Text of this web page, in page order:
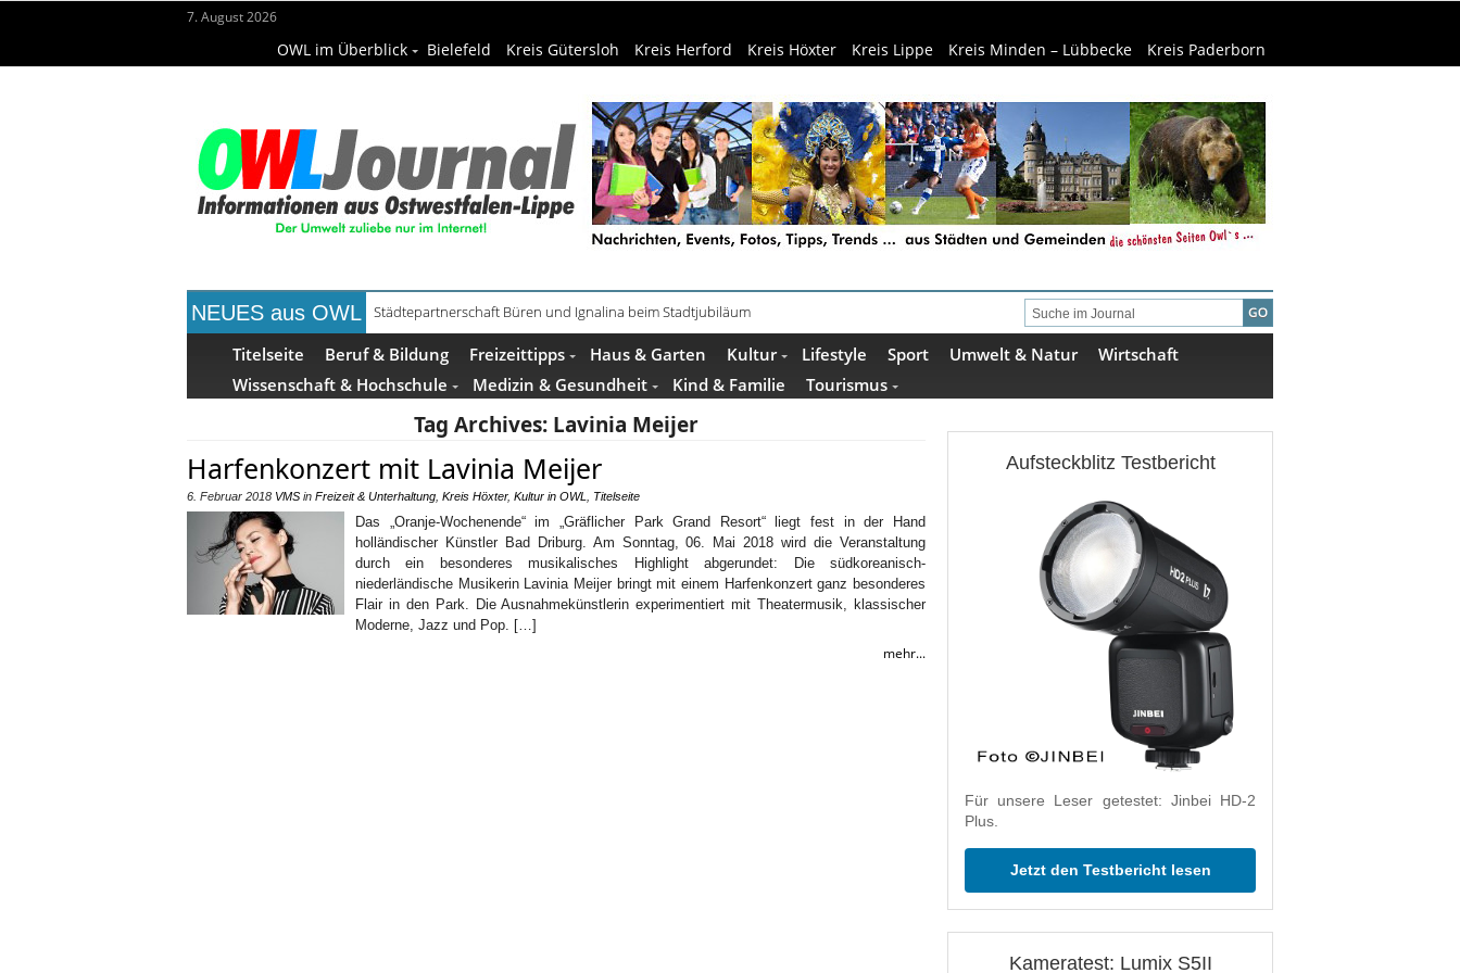
7. August 2026
OWL im Überblick Bielefeld Kreis Gütersloh Kreis Herford Kreis Höxter Kreis Lippe Kreis Minden – Lübbecke Kreis Paderborn
NEUES aus OWL Städtepartnerschaft Büren und Ignalina beim Stadtjubiläum
Titelseite Beruf & Bildung Freizeittipps Haus & Garten Kultur Lifestyle Sport Umwelt & Natur
Wirtschaft
Wissenschaft & Hochschule
Medizin & Gesundheit Kind & Familie Tourismus
Tag Archives: Lavinia Meijer
Harfenkonzert mit Lavinia Meijer
6. Februar 2018 VMS in Freizeit & Unterhaltung Kreis Höxter, Kultur in OWL Titelseite
Das „Oranje-Wochenende“ im „Gräflicher Park Grand Resort“ liegt fest in der Hand
holländischer Künstler Bad Driburg. Am Sonntag, 06. Mai 2018 wird die Veranstaltung
durch ein besonderes musikalisches Highlight abgerundet: Die südkoreanisch-
niederländische Musikerin Lavinia Meijer bringt mit einem Harfenkonzert ganz besonderes
Flair in den Park. Die Ausnahmekünstlerin experimentiert mit Theatermusik, klassischer
Moderne, Jazz und Pop. […]
mehr...
Aufsteckblitz Testbericht
Für unsere Leser getestet: Jinbei HD-2
Plus.
Jetzt den Testbericht lesen
Kameratest: Lumix S5II